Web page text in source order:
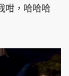
咁，哈哈哈